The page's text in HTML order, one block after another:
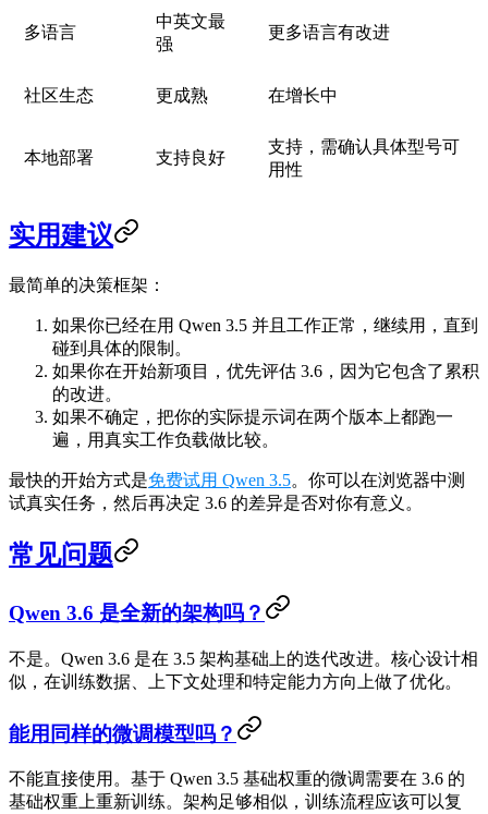
多语言
中英文最
强
更多语言有改进
社区生态 更成熟 在增长中
本地部署 支持良好
支持，需确认具体型号可
用性
实用建议
最简单的决策框架：
如果你已经在用 Qwen 3.5 并且工作正常，继续用，直到
碰到具体的限制。
如果你在开始新项目，优先评估 3.6，因为它包含了累积
的改进。
如果不确定，把你的实际提示词在两个版本上都跑一
遍，用真实工作负载做比较。
最快的开始方式是免费试用 Qwen 3.5。你可以在浏览器中测
试真实任务，然后再决定 3.6 的差异是否对你有意义。
常见问题
Qwen 3.6 是全新的架构吗？
不是。Qwen 3.6 是在 3.5 架构基础上的迭代改进。核心设计相
似，在训练数据、上下文处理和特定能力方向上做了优化。
能用同样的微调模型吗？
不能直接使用。基于 Qwen 3.5 基础权重的微调需要在 3.6 的
基础权重上重新训练。架构足够相似，训练流程应该可以复